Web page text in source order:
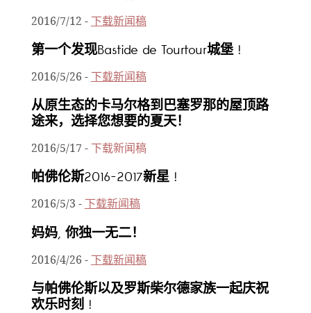
2016/7/12 - 下载新闻稿
第一个发现Bastide de Tourtour城堡 !
2016/5/26 - 下载新闻稿
从原生态的卡马尔格到巴塞罗那的屋顶路
途来，选择您想要的夏天！
2016/5/17 - 下载新闻稿
帕佛伦斯2016-2017新星 !
2016/5/3 - 下载新闻稿
妈妈, 你独一无二！
2016/4/26 - 下载新闻稿
与帕佛伦斯以及罗斯柴尔德家族一起庆祝
欢乐时刻 !